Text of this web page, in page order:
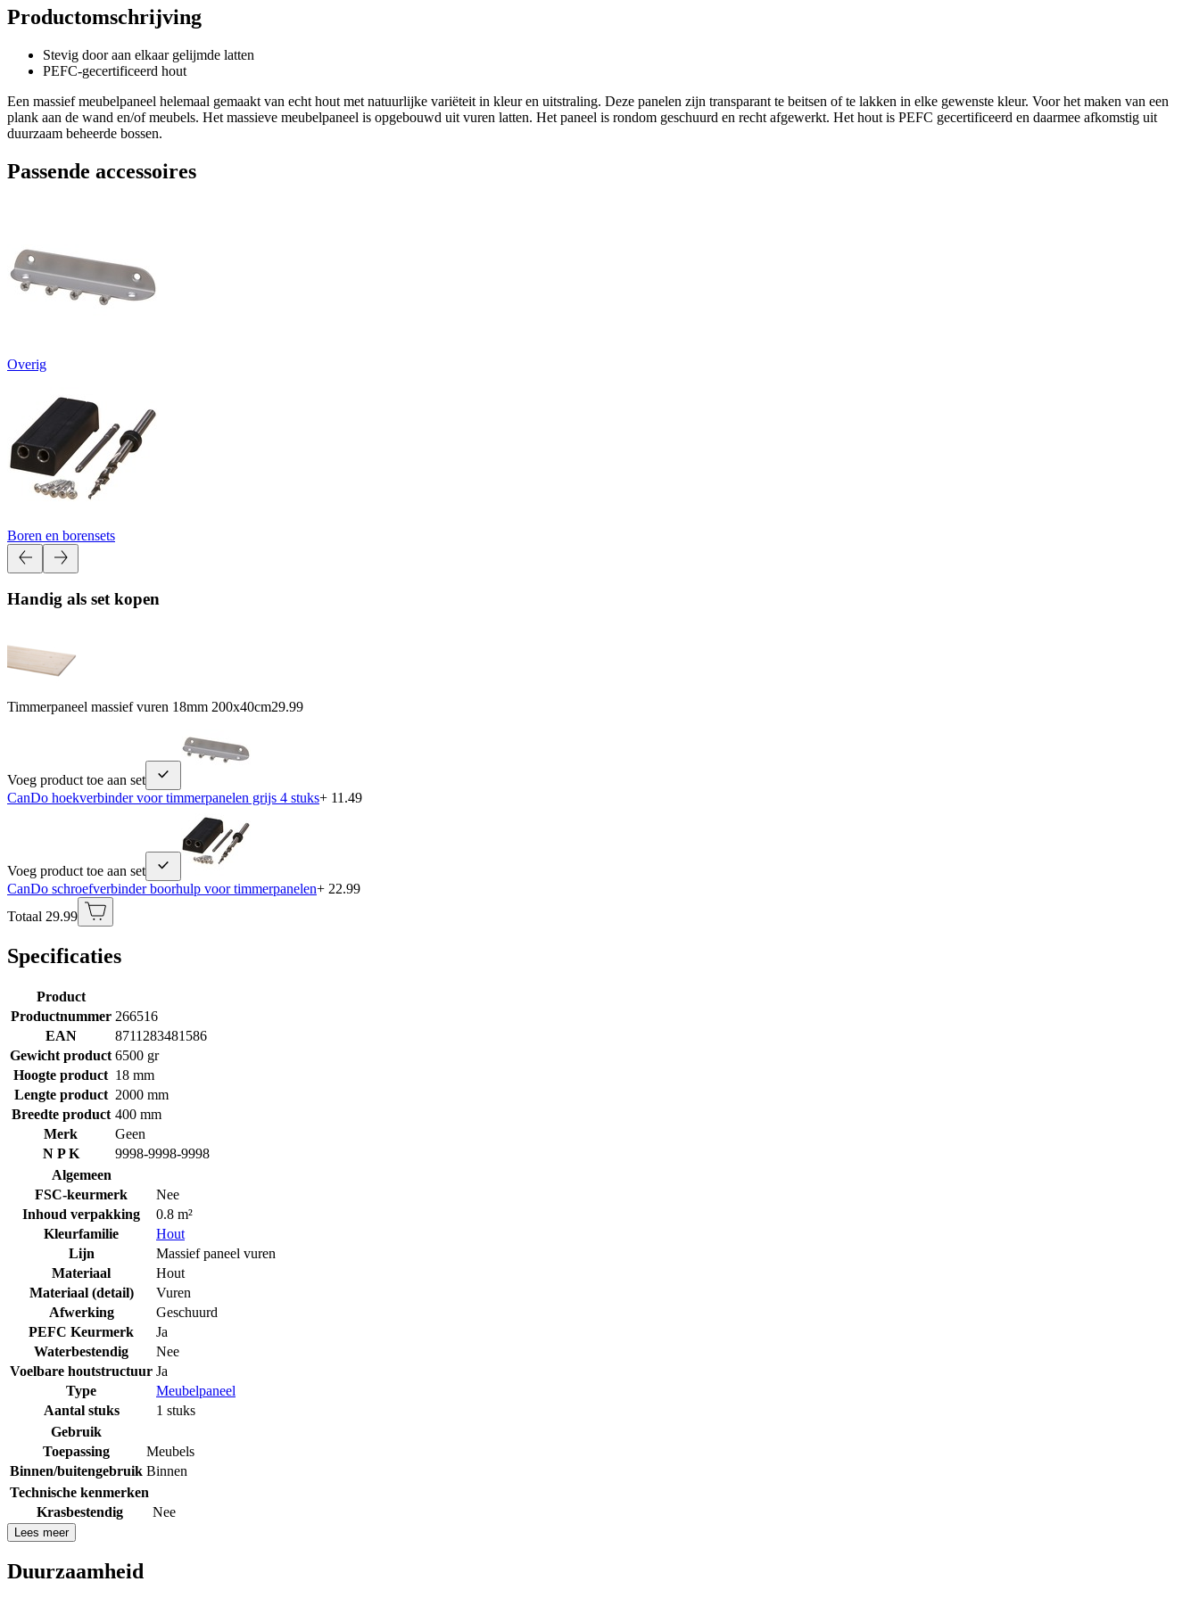
Productomschrijving
Stevig door aan elkaar gelijmde latten
PEFC-gecertificeerd hout
Een massief meubelpaneel helemaal gemaakt van echt hout met natuurlijke variëteit in kleur en uitstraling. Deze panelen zijn transparant te beitsen of te lakken in elke gewenste kleur. Voor het maken van een
plank aan de wand en/of meubels. Het massieve meubelpaneel is opgebouwd uit vuren latten. Het paneel is rondom geschuurd en recht afgewerkt. Het hout is PEFC gecertificeerd en daarmee afkomstig uit
duurzaam beheerde bossen.
Passende accessoires
Overig
Boren en borensets
Handig als set kopen
Timmerpaneel massief vuren 18mm 200x40cm29.99
Voeg product toe aan set
CanDo hoekverbinder voor timmerpanelen grijs 4 stuks+ 11.49
Voeg product toe aan set
CanDo schroefverbinder boorhulp voor timmerpanelen+ 22.99
Totaal 29.99
Specificaties
Product
Productnummer 266516
EAN
8711283481586
Gewicht product 6500 gr
Hoogte product 18 mm
Lengte product 2000 mm
Breedte product 400 mm
Merk
Geen
N P K
9998-9998-9998
Algemeen
FSC-keurmerk
Nee
Inhoud verpakking
0.8 m²
Kleurfamilie
Hout
Lijn
Massief paneel vuren
Materiaal
Hout
Materiaal (detail)
Vuren
Afwerking
Geschuurd
PEFC Keurmerk
Ja
Waterbestendig
Nee
Voelbare houtstructuur Ja
Type
Meubelpaneel
Aantal stuks
1 stuks
Gebruik
Toepassing
Meubels
Binnen/buitengebruik Binnen
Technische kenmerken
Krasbestendig
Nee
Lees meer
Duurzaamheid